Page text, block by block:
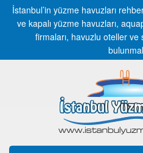
İstanbul’in yüzme havuzları
ve kapalı yüzme havuzları,
firmaları, havuzlu oteller ve